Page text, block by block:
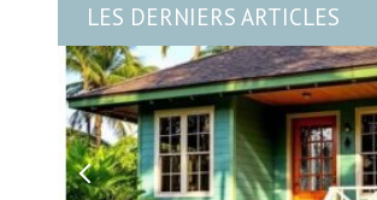
LES DERNIERS ARTICLES